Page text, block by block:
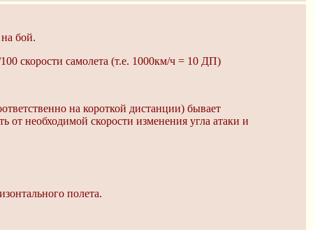
бой.
скорости самолета (т.е. 1000км/ч = 10 ДП)
на короткой дистанции) бывает
от необходимой скорости изменения угла атаки и
полета.